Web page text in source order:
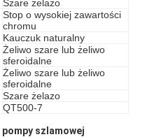
Szare żelazo
Stop o wysokiej zawartości
chromu
Kauczuk naturalny
Żeliwo szare lub żeliwo
sferoidalne
Żeliwo szare lub żeliwo
sferoidalne
Szare żelazo
QT500-7
szlamowej